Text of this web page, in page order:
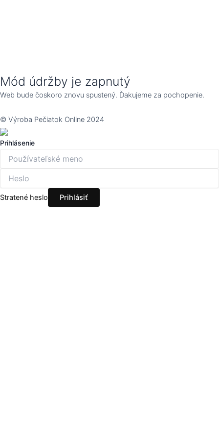
Mód údržby je zapnutý
Web bude čoskoro znovu spustený. Ďakujeme za pochopenie.
© Výroba Pečiatok Online 2024
Prihlásenie
Stratené heslo